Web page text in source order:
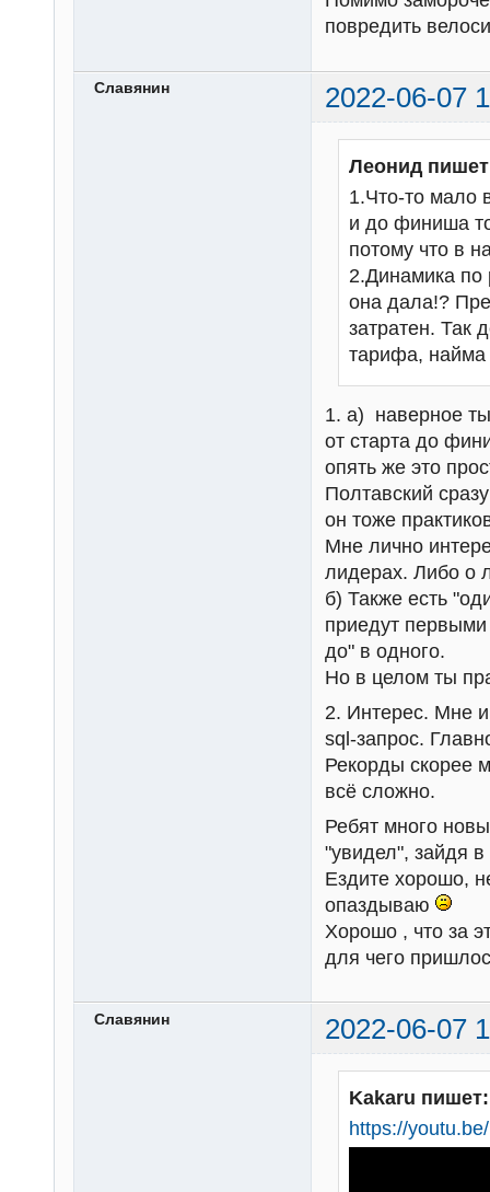
повредить
Славянин 2022-06-07
Леонид
1.Что-то мало
и до финиша
потому что в
2.Динамика по
она дала!?
затратен. Так
тарифа, найма
1. а) наверное ты
от старта до
опять же это
Полтавский
он тоже
Мне лично
лидерах. Либо о
б) Также есть
приедут
до" в одного.
Но в целом ты
2. Интерес. Мне
sql-запрос.
Рекорды скорее
всё сложно.
Ребят много
"увидел", зайдя в
Ездите хорошо,
опаздываю
Хорошо , что за
для чего
Славянин 2022-06-07
Kakaru пишет:
https://